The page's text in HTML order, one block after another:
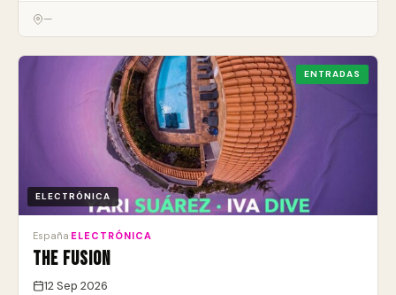
—
ENTRADAS
ELECTRÓNICA
España ELECTRÓNICA
THE FUSION
12 Sep 2026